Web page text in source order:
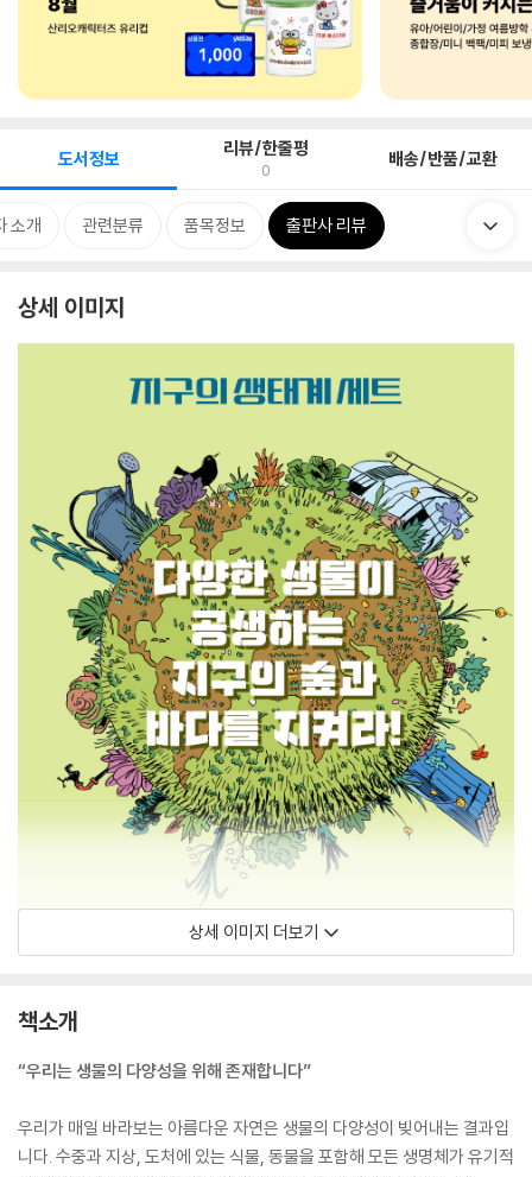
도서정보 리뷰/한줄평
0 배송/반품/교환
소개 관련분류 품목정보 출판사 리뷰
상세 이미지
상세 이미지 더보기
책소개
“우리는 생물의 다양성을 위해 존재합니다”
우리가 매일 바라보는 아름다운 자연은 생물의 다양성이 빚어내는 결과입
니다. 수중과 지상, 도처에 있는 식물, 동물을 포함해 모든 생명체가 유기적